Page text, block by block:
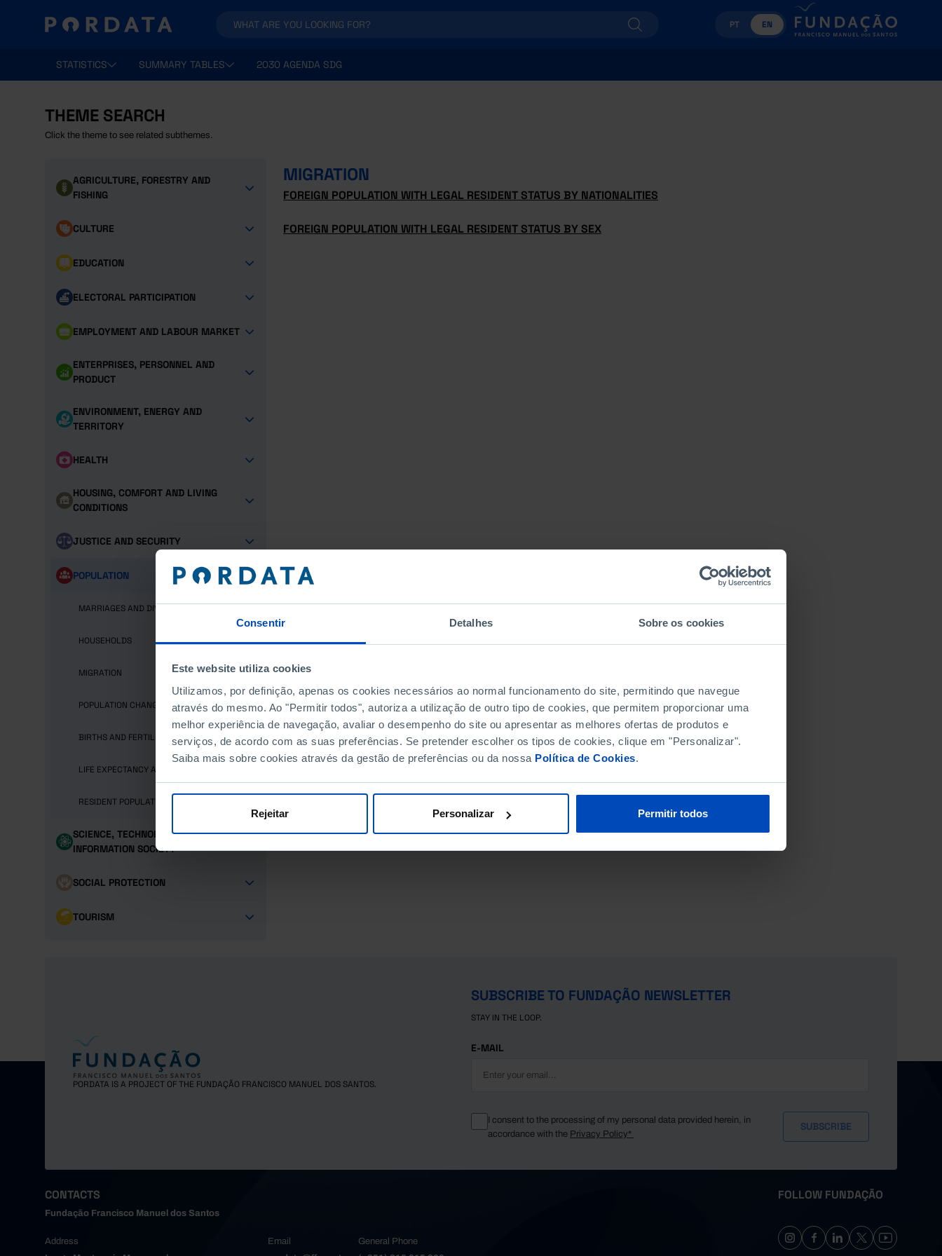
Consentir Detalhes Sobre os cookies
Este website utiliza cookies
Utilizamos, por definição, apenas os cookies necessários ao normal funcionamento do site, permitindo que navegue
através do mesmo. Ao "Permitir todos", autoriza a utilização de outro tipo de cookies, que permitem proporcionar uma
melhor experiência de navegação, avaliar o desempenho do site ou apresentar as melhores ofertas de produtos e
serviços, de acordo com as suas preferências. Se pretender escolher os tipos de cookies, clique em "Personalizar".
Saiba mais sobre cookies através da gestão de preferências ou da nossa Política de Cookies.
Rejeitar Personalizar Permitir todos
PT EN
STATISTICS SUMMARY TABLES 2030 AGENDA SDG
THEME SEARCH
Click the theme to see related subthemes.
AGRICULTURE, FORESTRY AND
FISHING
CULTURE
EDUCATION
ELECTORAL PARTICIPATION
EMPLOYMENT AND LABOUR MARKET
ENTERPRISES, PERSONNEL AND
PRODUCT
ENVIRONMENT, ENERGY AND
TERRITORY
HEALTH
HOUSING, COMFORT AND LIVING
CONDITIONS
JUSTICE AND SECURITY
POPULATION
MARRIAGES AND DIVORCES
HOUSEHOLDS
MIGRATION
POPULATION CHANGE
BIRTHS AND FERTILITY
LIFE EXPECTANCY AND DEATHS
RESIDENT POPULATION
SCIENCE, TECHNOLOGY AND
INFORMATION SOCIETY
SOCIAL PROTECTION
TOURISM
MIGRATION
FOREIGN POPULATION WITH LEGAL RESIDENT STATUS BY NATIONALITIES
FOREIGN POPULATION WITH LEGAL RESIDENT STATUS BY SEX
PORDATA IS A PROJECT OF THE FUNDAÇÃO FRANCISCO MANUEL DOS SANTOS.
SUBSCRIBE TO FUNDAÇÃO NEWSLETTER
STAY IN THE LOOP.
E-MAIL
I consent to the processing of my personal data provided herein, in
accordance with the Privacy Policy*
CONTACTS
Fundação Francisco Manuel dos Santos
Address
Email
General Phone
FOLLOW FUNDAÇÃO